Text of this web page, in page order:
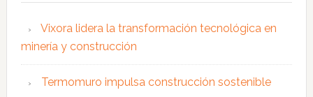
Vixora lidera la transformación tecnológica en
minería y construcción
Termomuro impulsa construcción sostenible